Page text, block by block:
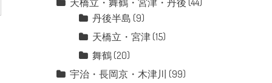
天橋立・舞鶴・宮津・丹後 (44)
丹後半島 (9)
天橋立・宮津 (15)
舞鶴 (20)
宇治・長岡京・木津川 (99)